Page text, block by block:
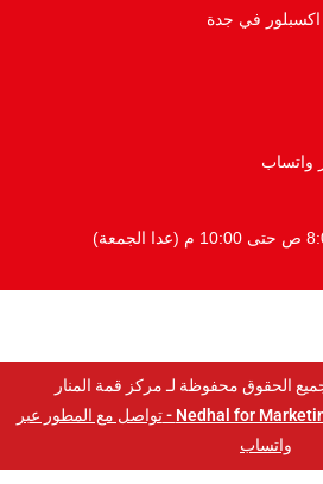
في جدة
واتساب
Nedhal for
تواصل مع المطور عبر
واتساب